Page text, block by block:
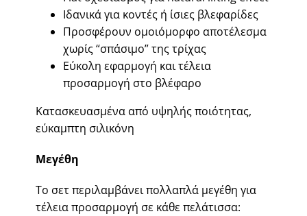
Ιδανικά για κοντές ή ίσιες βλεφαρίδες
Προσφέρουν ομοιόμορφο αποτέλεσμα
χωρίς “σπάσιμο” της τρίχας
Εύκολη εφαρμογή και τέλεια
προσαρμογή στο βλέφαρο
Κατασκευασμένα από υψηλής ποιότητας,
εύκαμπτη σιλικόνη
Μεγέθη
Το σετ περιλαμβάνει πολλαπλά μεγέθη για
τέλεια προσαρμογή σε κάθε πελάτισσα: